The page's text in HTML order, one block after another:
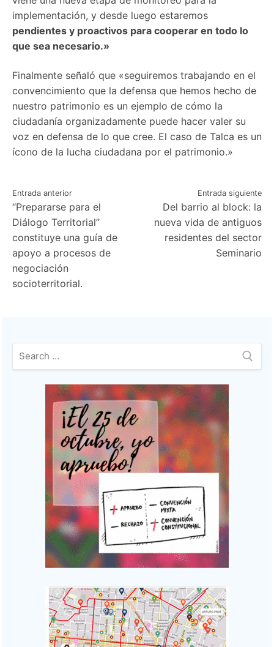
implementación, y desde luego estaremos
pendientes y proactivos para cooperar en todo lo
que sea necesario.»
Finalmente señaló que «seguiremos trabajando en el
convencimiento que la defensa que hemos hecho de
nuestro patrimonio es un ejemplo de cómo la
ciudadanía organizadamente puede hacer valer su
voz en defensa de lo que cree. El caso de Talca es un
ícono de la lucha ciudadana por el patrimonio.»
Navegación
de
entradas
Entrada anterior
“Prepararse para el
Diálogo Territorial”
constituye una guía de
apoyo a procesos de
negociación
socioterritorial.
Entrada siguiente
Del barrio al block: la
nueva vida de antiguos
residentes del sector
Seminario
Buscar: